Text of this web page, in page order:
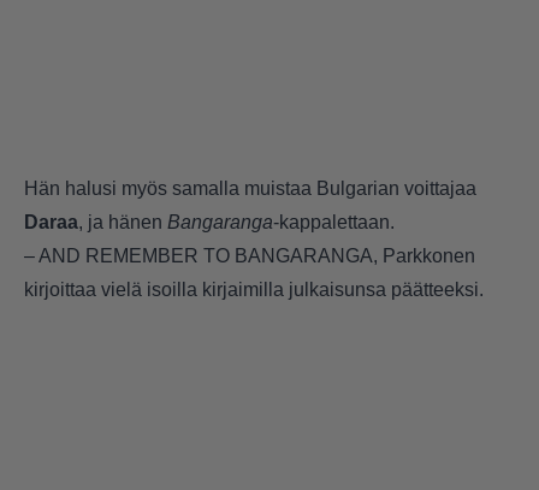
Hän halusi myös samalla muistaa Bulgarian voittajaa
Daraa, ja hänen Bangaranga-kappalettaan.
– AND REMEMBER TO BANGARANGA, Parkkonen
kirjoittaa vielä isoilla kirjaimilla julkaisunsa päätteeksi.